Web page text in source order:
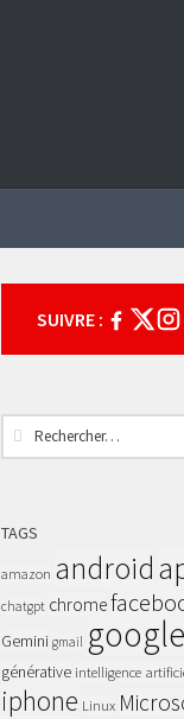
SUIVRE :
Rechercher :
TAGS
amazon android
chatgpt chrome
Gemini gmail google
générative intelligence
iphone Linux